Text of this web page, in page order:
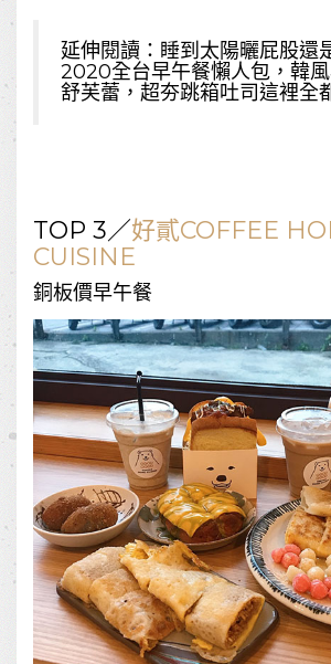
延伸閱讀： 睡到太陽曬屁股還
2020全台早午餐懶人包，韓
舒芙蕾，超夯跳箱吐司這裡全
TOP 3／好貳COFFEE
CUISINE
銅板價早午餐